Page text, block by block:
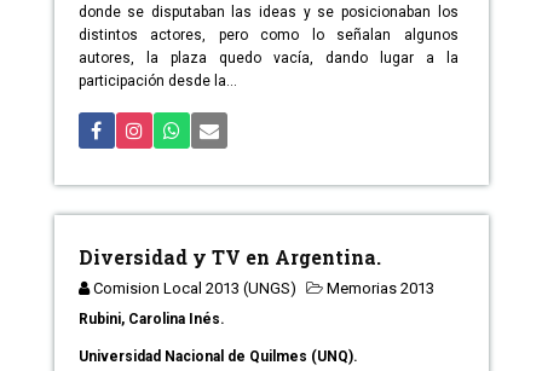
donde se disputaban las ideas y se posicionaban los
distintos actores, pero como lo señalan algunos
autores, la plaza quedo vacía, dando lugar a la
participación desde la...
Diversidad y TV en Argentina.
Comision Local 2013 (UNGS) Memorias 2013
Rubini, Carolina Inés.
Universidad Nacional de Quilmes (UNQ).